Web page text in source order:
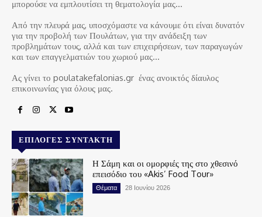
μπορούσε να εμπλουτίσει τη θεματολογία μας…
Από την πλευρά μας, υποσχόμαστε να κάνουμε ότι είναι δυνατόν
για την προβολή των Πουλάτων, για την ανάδειξη των
προβλημάτων τους, αλλά και των επιχειρήσεων, των παραγωγών
και των επαγγελματιών του χωριού μας…
Ας γίνει το poulatakefalonias.gr ένας ανοικτός δίαυλος
επικοινωνίας για όλους μας.
ΕΠΙΛΟΓΈΣ ΣΥΝΤΆΚΤΗ
Η Σάμη και οι ομορφιές της στο χθεσινό
επεισόδιο του «Akis’ Food Tour»
Θέματα 28 Ιουνίου 2026